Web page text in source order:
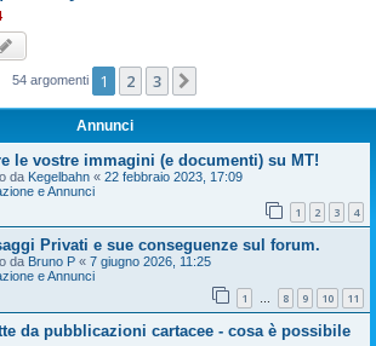
54 argomenti 1 2 3
Annunci
le vostre immagini (e documenti) su MT!
da Kegelbahn « 22 febbraio 2023, 17:09
e Annunci
1 2 3 4
Privati e sue conseguenze sul forum.
da Bruno P « 7 giugno 2026, 11:25
e Annunci
1 … 8 9 10 11
da pubblicazioni cartacee - cosa è possibile